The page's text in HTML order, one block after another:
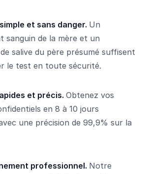
et sans danger. Un
sanguin de la mère et un
salive du père présumé suffisent
le test en toute sécurité.
et précis. Obtenez vos
en 8 à 10 jours
une précision de 99,9% sur la
professionnel. Notre